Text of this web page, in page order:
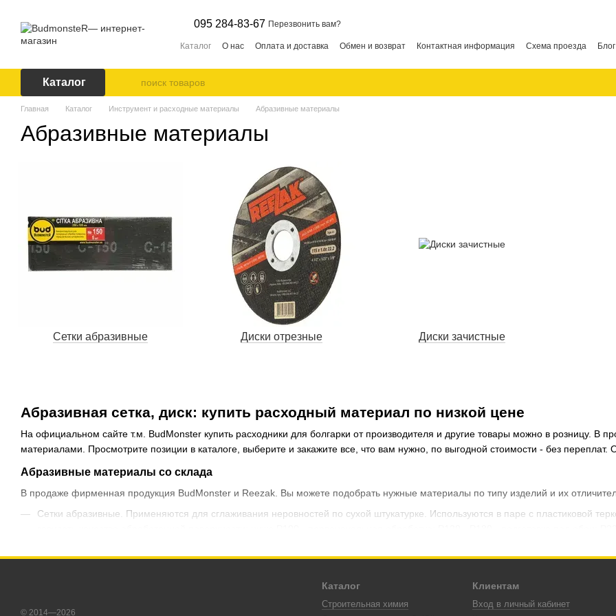
095 284-83-67 Перезвонить вам?
Каталог О нас Оплата и доставка Обмен и возврат Контактная информация Схема проезда Блог
Каталог
Главная Каталог Инструмент и расходные материалы Абразивные материалы
Абразивные материалы
Абразивная сетка, диск: купить расходный материал по низкой цене
На официальном сайте т.м. BudMonster купить расходники для болгарки от производителя и другие товары можно в розницу. В
материалами. Просмотрите позиции в каталоге, выберите и закажите все, что вам нужно, по выгодной стоимости - без переплат.
Абразивные материалы со склада
В продаже фирменная продукция BudMonster и Reezak. Вы можете подобрать нужные материалы по типу изделий и их
Сетки абразивные. Применяются для сглаживания неровностей по сухой штукатурке. Используются в паре с пластиковой
Диски зачистные. По назначению схожи с предыдущим видом, но специализируются на грубой очистке металла.
Заказывайте стройматериалы, инструменты и расходники по выгодной розничной цене, напрямую от производителя. Забирайте
Сетки абразивные Диски отрезные Диски зачистные
© 2014—2026
Каталог
Строительная химия
Клиентам
Вход в личный кабинет